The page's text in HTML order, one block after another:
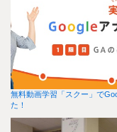
無料動画学習「スクー」で
た！